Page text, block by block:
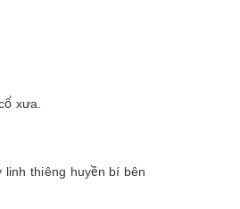
xưa.
thiêng huyền bí bên